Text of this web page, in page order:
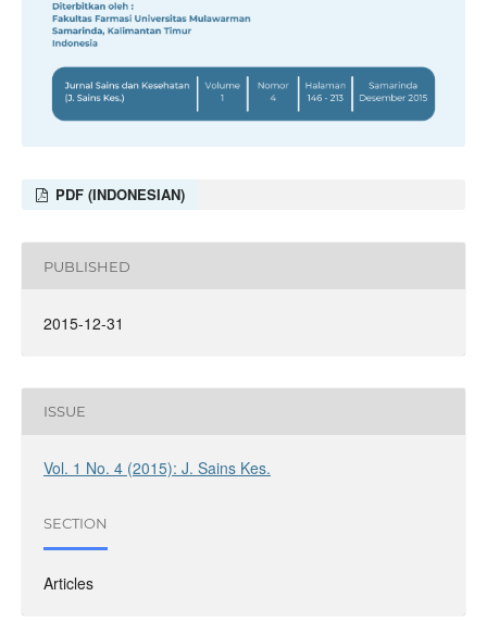
PDF (INDONESIAN)
PUBLISHED
2015-12-31
ISSUE
Vol. 1 No. 4 (2015): J. Sains Kes.
SECTION
Articles